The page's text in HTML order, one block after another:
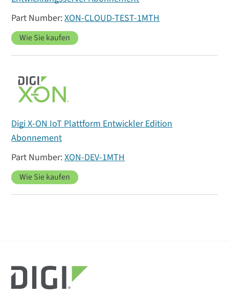
XON-CLOUD-TEST-1MTH
Wie Sie kaufen
Digi X-ON IoT Plattform Entwickler Edition
Abonnement
XON-DEV-1MTH
Wie Sie kaufen